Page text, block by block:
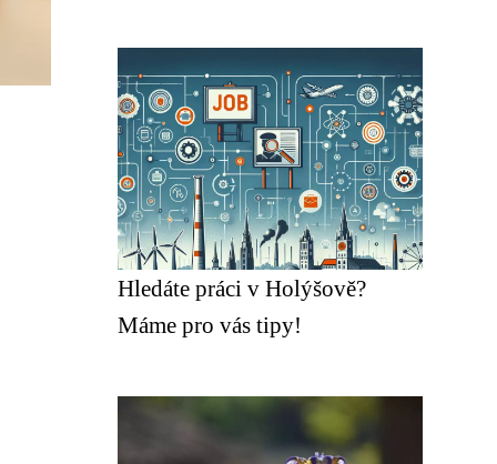
Hledáte práci v Holýšově?
Máme pro vás tipy!